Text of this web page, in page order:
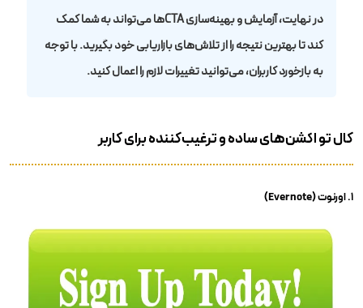
در نهایت، آزمایش و بهینه‌سازی CTAها می‌تواند به شما کمک
کند تا بهترین نتیجه را از تلاش‌های بازاریابی خود بگیرید. با توجه
به بازخورد کاربران، می‌توانید تغییرات لازم را اعمال کنید.
کال تو اکشن‌های ساده و ترغیب‌کننده برای کاربر
۱. اورنوت (Evernote)